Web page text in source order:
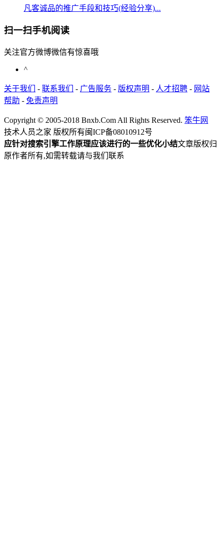
凡客诚品的推广手段和技巧(经验分享)...
扫一扫手机阅读
关注官方微博微信有惊喜哦
^
关于我们 - 联系我们 - 广告服务 - 版权声明 - 人才招聘 - 网站
帮助 - 免责声明
Copyright © 2005-2018 Bnxb.Com All Rights Reserved. 笨牛网
技术人员之家 版权所有闽ICP备08010912号
应针对搜索引擎工作原理应该进行的一些优化小结文章版权归
原作者所有,如需转载请与我们联系